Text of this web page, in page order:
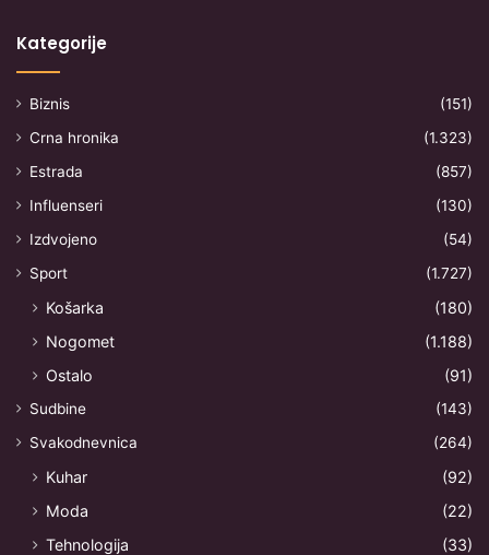
Kategorije
Biznis
(151)
Crna hronika
(1.323)
Estrada
(857)
Influenseri
(130)
Izdvojeno
(54)
Sport
(1.727)
Košarka
(180)
Nogomet
(1.188)
Ostalo
(91)
Sudbine
(143)
Svakodnevnica
(264)
Kuhar
(92)
Moda
(22)
Tehnologija
(33)